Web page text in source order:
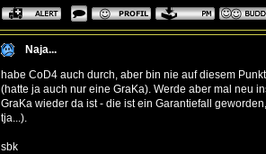
Naja...
habe CoD4 auch durch, aber bin nie auf diesem
(hatte ja auch nur eine GraKa). Werde aber mal neu
GraKa wieder da ist - die ist ein Garantiefall
tja...).
sbk